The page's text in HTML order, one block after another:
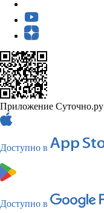
Приложение Суточно.ру
Доступно в
Доступно в